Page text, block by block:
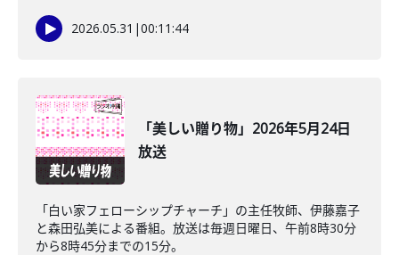
2026.05.31 |00:11:44
「美しい贈り物」2026年5月24日
放送
「白い家フェローシップチャーチ」の主任牧師、伊藤嘉子
と森田弘美による番組。放送は毎週日曜日、午前8時30分
から8時45分までの15分。